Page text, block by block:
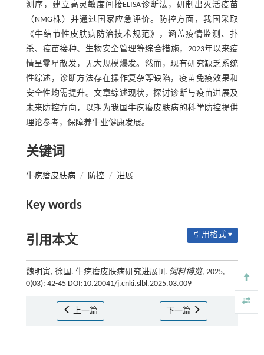
测序，建立高灵敏度间接ELISA诊断法，研制出灭活疫苗
（NMG株）并通过国家应急评价。防控方面，我国采取
《牛结节性皮肤病防治技术规范》，涵盖疫情监测、扑
杀、疫苗接种、生物安全管理等综合措施，2023年以来疫
情呈零星散发，无大规模爆发。然而，现有研究缺乏系统
性综述，诊断方法存在操作复杂等缺陷，疫苗免疫效果和
安全性均需提升。文章综述现状，探讨诊断与疫苗进展及
未来防控方向，以期为我国牛疙瘩皮肤病的科学防控提供
理论参考，保障养牛业健康发展。
关键词
牛疙瘩皮肤病 / 防控 / 进展
Key words
引用本文 引用格式 ▾
魏明寅, 徐国. 牛疙瘩皮肤病研究进展[J]. 饲料博览, 2025,
0(03): 42-45 DOI:10.20041/j.cnki.slbl.2025.03.009
上一篇 下一篇